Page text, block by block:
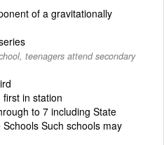
of a gravitationally
teenagers attend secondary
in station
to 7 including State
Such schools may